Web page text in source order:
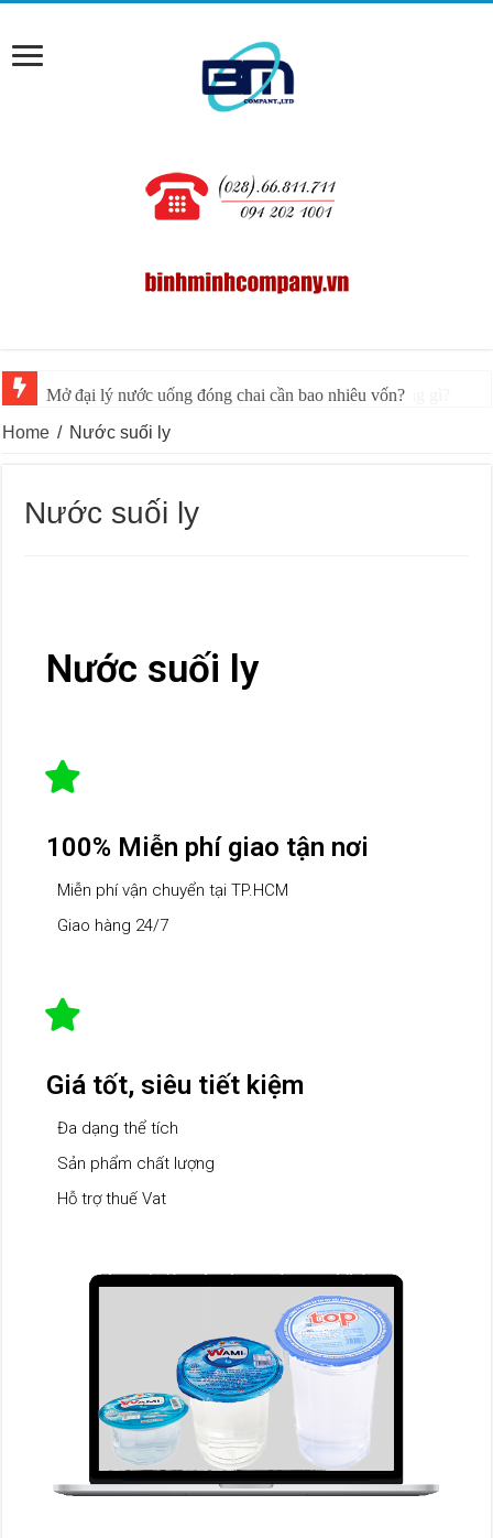
Kinh doanh nước uống đóng bình cần chuẩn bị những gì?
Home / Nước suối ly
Nước suối ly
Nước suối ly
100% Miễn phí giao tận nơi
Miễn phí vận chuyển tại TP.HCM
Giao hàng 24/7
Giá tốt, siêu tiết kiệm
Đa dạng thể tích
Sản phẩm chất lượng
Hỗ trợ thuế Vat